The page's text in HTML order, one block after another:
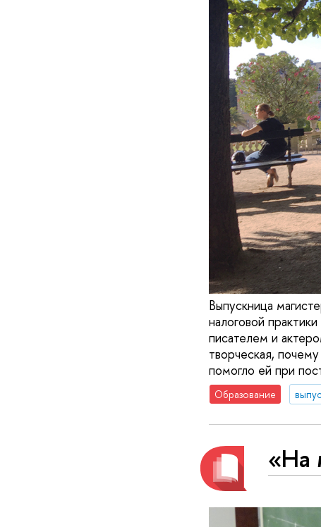
Выпускница
налоговой
писателем и
творческая,
помогло ей при
Образование
«На